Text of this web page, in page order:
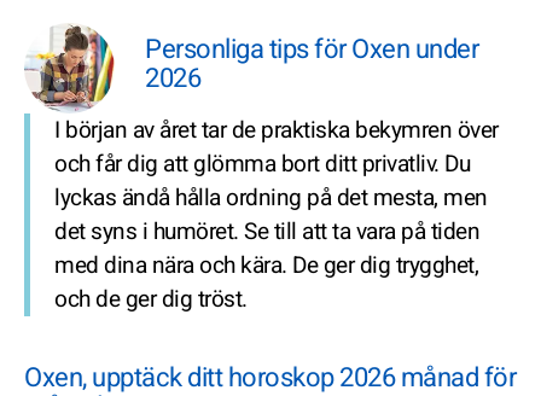
Personliga tips för Oxen under
2026
I början av året tar de praktiska bekymren över
och får dig att glömma bort ditt privatliv. Du
lyckas ändå hålla ordning på det mesta, men
det syns i humöret. Se till att ta vara på tiden
med dina nära och kära. De ger dig trygghet,
och de ger dig tröst.
Oxen, upptäck ditt horoskop 2026 månad för